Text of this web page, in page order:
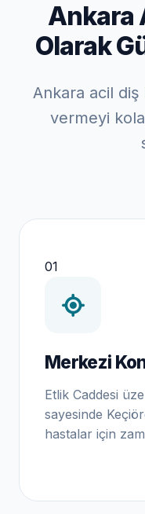
Ankara
Olarak
Ankara acil diş
vermeyi
01
Merkezi
Etlik Caddesi
sayesinde
hastalar için